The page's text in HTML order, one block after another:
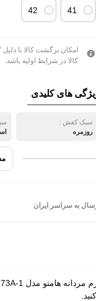
41
42
امکان برگشت کالا با
کالا در شرایط اولیه باشد.
های کلیدی
سبک کفش :
روزمره
به سراسر ایران